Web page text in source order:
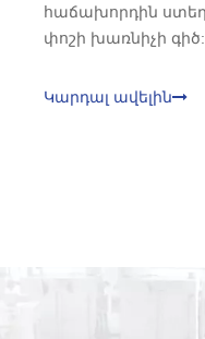
հաճախորդին
փոշի խառնիչի գիծ:
Կարդալ ավելին